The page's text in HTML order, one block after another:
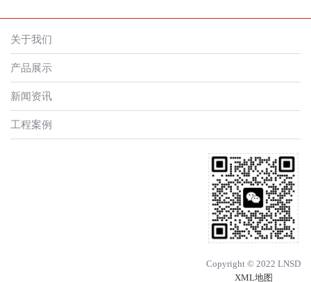
关于我们
产品展示
新闻资讯
工程案例
Copyright © 2022 LNSD
XML地图